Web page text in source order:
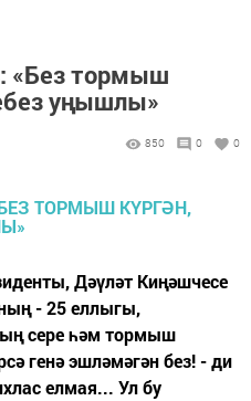
«Без тормыш
уңышлы»
850 0 0
Дәүләт Киңәшчесе
- 25 еллыгы,
сере һәм тормыш
генә эшләмәгән без! - ди
елмая... Ул бу